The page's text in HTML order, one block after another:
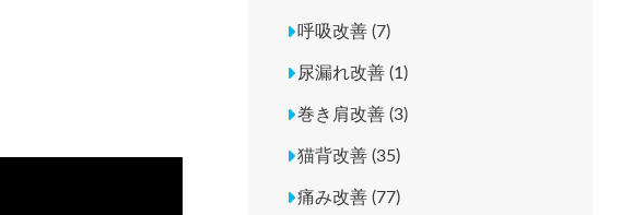
呼吸改善 (7)
尿漏れ改善 (1)
巻き肩改善 (3)
猫背改善 (35)
痛み改善 (77)